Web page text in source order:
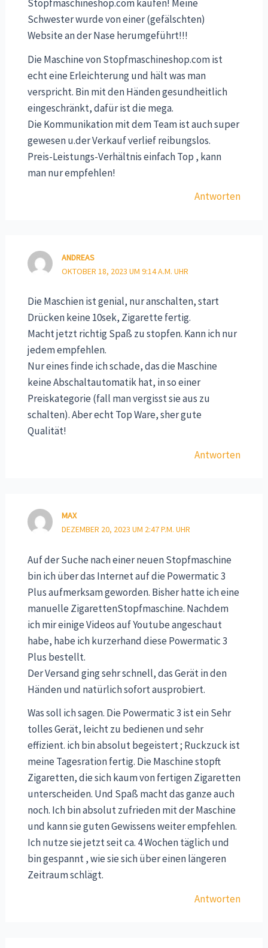
Stopfmaschineshop.com kaufen! Meine
Schwester wurde von einer (gefälschten)
Website an der Nase herumgeführt!!!
Die Maschine von Stopfmaschineshop.com ist
echt eine Erleichterung und hält was man
verspricht. Bin mit den Händen gesundheitlich
eingeschränkt, dafür ist die mega.
Die Kommunikation mit dem Team ist auch super
gewesen u.der Verkauf verlief reibungslos.
Preis-Leistungs-Verhältnis einfach Top , kann
man nur empfehlen!
Antworten
ANDREAS
OKTOBER 18, 2023 UM 9:14 A.M. UHR
Die Maschien ist genial, nur anschalten, start
Drücken keine 10sek, Zigarette fertig.
Macht jetzt richtig Spaß zu stopfen. Kann ich nur
jedem empfehlen.
Nur eines finde ich schade, das die Maschine
keine Abschaltautomatik hat, in so einer
Preiskategorie (fall man vergisst sie aus zu
schalten). Aber echt Top Ware, sher gute
Qualität!
Antworten
MAX
DEZEMBER 20, 2023 UM 2:47 P.M. UHR
Auf der Suche nach einer neuen Stopfmaschine
bin ich über das Internet auf die Powermatic 3
Plus aufmerksam geworden. Bisher hatte ich eine
manuelle ZigarettenStopfmaschine. Nachdem
ich mir einige Videos auf Youtube angeschaut
habe, habe ich kurzerhand diese Powermatic 3
Plus bestellt.
Der Versand ging sehr schnell, das Gerät in den
Händen und natürlich sofort ausprobiert.
Was soll ich sagen. Die Powermatic 3 ist ein Sehr
tolles Gerät, leicht zu bedienen und sehr
effizient. ich bin absolut begeistert ; Ruckzuck ist
meine Tagesration fertig. Die Maschine stopft
Zigaretten, die sich kaum von fertigen Zigaretten
unterscheiden. Und Spaß macht das ganze auch
noch. Ich bin absolut zufrieden mit der Maschine
und kann sie guten Gewissens weiter empfehlen.
Ich nutze sie jetzt seit ca. 4 Wochen täglich und
bin gespannt , wie sie sich über einen längeren
Zeitraum schlägt.
Antworten